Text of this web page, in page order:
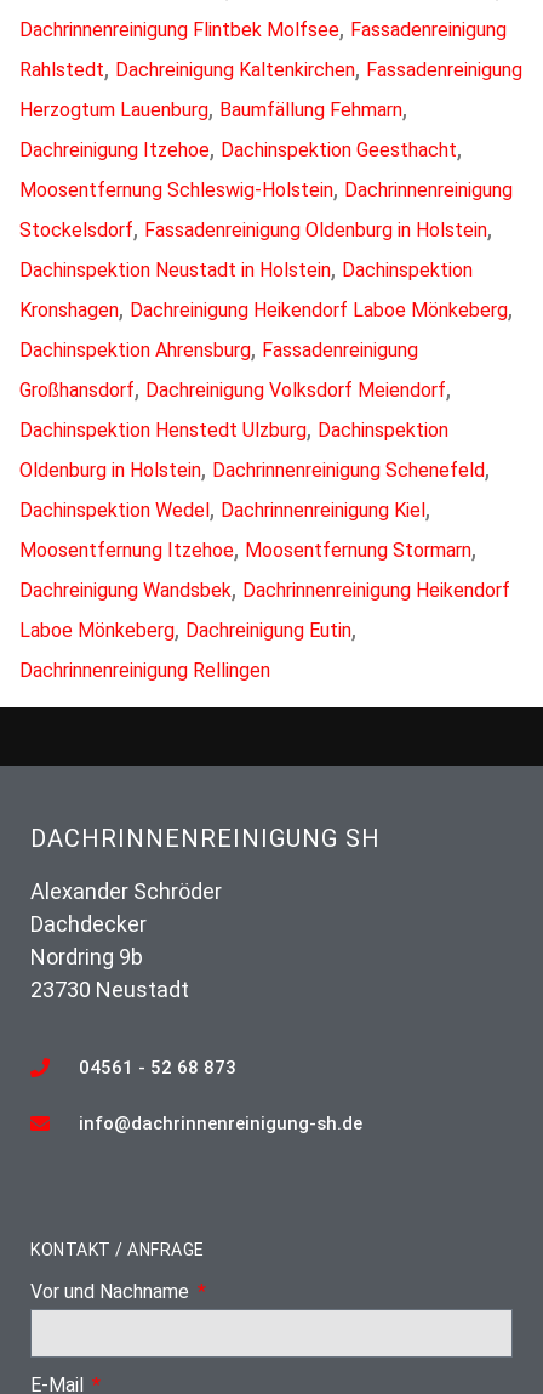
Dachrinnenreinigung Flintbek Molfsee, Fassadenreinigung
Rahlstedt, Dachreinigung Kaltenkirchen, Fassadenreinigung
Herzogtum Lauenburg, Baumfällung Fehmarn,
Dachreinigung Itzehoe, Dachinspektion Geesthacht,
Moosentfernung Schleswig-Holstein, Dachrinnenreinigung
Stockelsdorf, Fassadenreinigung Oldenburg in Holstein,
Dachinspektion Neustadt in Holstein, Dachinspektion
Kronshagen, Dachreinigung Heikendorf Laboe Mönkeberg,
Dachinspektion Ahrensburg, Fassadenreinigung
Großhansdorf, Dachreinigung Volksdorf Meiendorf,
Dachinspektion Henstedt Ulzburg, Dachinspektion
Oldenburg in Holstein, Dachrinnenreinigung Schenefeld,
Dachinspektion Wedel, Dachrinnenreinigung Kiel,
Moosentfernung Itzehoe, Moosentfernung Stormarn,
Dachreinigung Wandsbek, Dachrinnenreinigung Heikendorf
Laboe Mönkeberg, Dachreinigung Eutin,
Dachrinnenreinigung Rellingen
DACHRINNENREINIGUNG SH
Alexander Schröder
Dachdecker
Nordring 9b
23730 Neustadt
04561 - 52 68 873
info@dachrinnenreinigung-sh.de
KONTAKT / ANFRAGE
Vor und Nachname
E-Mail